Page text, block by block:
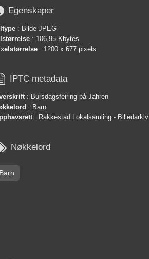
Egenskaper
: Bilde JPEG
: 106,95 Kbytes
: 1200 x 677 pixels
IPTC metadata
: Bursdagsfeiring på Jahren
: Barn
: Rakkestad Lokalsamling - Billedarkiv
Nøkkelord
Barn